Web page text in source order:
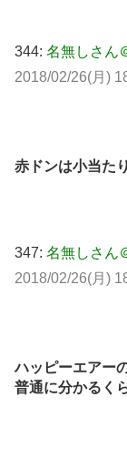
344: 名無しさん
2018/02/26(月)
赤ドンは小当た
347: 名無しさん
2018/02/26(月)
ハッピーエアー
普通に分かるく